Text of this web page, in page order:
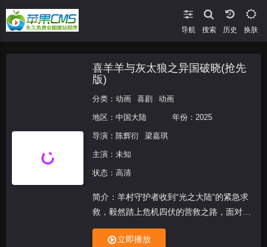
导航 搜索 换肤
喜羊羊与灰太狼之异国破晓(抢先
版)
分类： 动画 喜剧 动画
地区： 中国大陆 年份： 2025
导演： 陈辉衍 梁嘉琪
主演：未知
状态：高清
简介：羊村守护者收到“光之大陆”的紧急求
救，毅然踏上危机四伏的营救之路，面对未
知的阴谋与强敌。羊狼们是否能拨开迷雾重
见光明，光之大陆的命运又将何去何从……
立即播放